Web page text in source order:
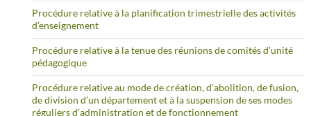
Procédure relative à la planification trimestrielle des activités
d’enseignement
Procédure relative à la tenue des réunions de comités d’unité
pédagogique
Procédure relative au mode de création, d’abolition, de fusion,
de division d’un département et à la suspension de ses modes
réguliers d’administration et de fonctionnement